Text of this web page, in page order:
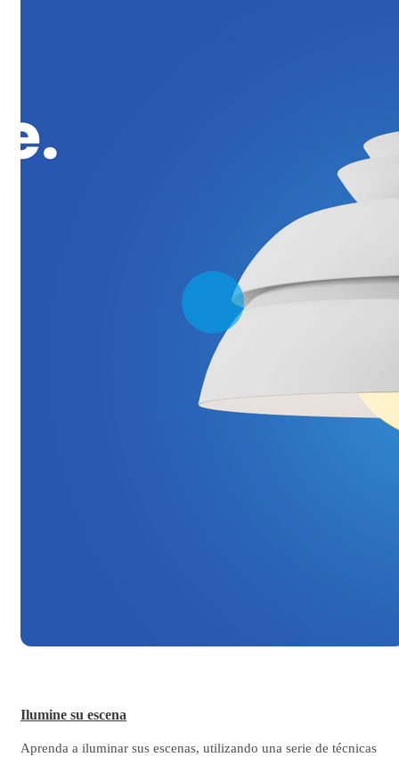
Ilumine su escena
Aprenda a iluminar sus escenas, utilizando una serie de técnicas